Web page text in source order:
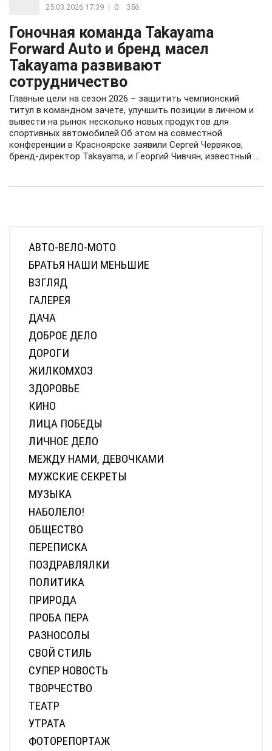
25.03.2026 17:39 | 0 356
Гоночная команда Takayama
Forward Auto и бренд масел
Takayama развивают
сотрудничество
Главные цели на сезон 2026 – защитить чемпионский
титул в командном зачете, улучшить позиции в личном и
вывести на рынок несколько новых продуктов для
спортивных автомобилей.Об этом на совместной
конференции в Красноярске заявили Сергей Червяков,
бренд-директор Takayama, и Георгий Чивчян, известный ...
АВТО-ВЕЛО-МОТО
БРАТЬЯ НАШИ МЕНЬШИЕ
ВЗГЛЯД
ГАЛЕРЕЯ
ДАЧА
ДОБРОЕ ДЕЛО
ДОРОГИ
ЖИЛКОМХОЗ
ЗДОРОВЬЕ
КИНО
ЛИЦА ПОБЕДЫ
ЛИЧНОЕ ДЕЛО
МЕЖДУ НАМИ, ДЕВОЧКАМИ
МУЖСКИЕ СЕКРЕТЫ
МУЗЫКА
НАБОЛЕЛО!
ОБЩЕСТВО
ПЕРЕПИСКА
ПОЗДРАВЛЯЛКИ
ПОЛИТИКА
ПРИРОДА
ПРОБА ПЕРА
РАЗНОСОЛЫ
СВОЙ СТИЛЬ
СУПЕР НОВОСТЬ
ТВОРЧЕСТВО
ТЕАТР
УТРАТА
ФОТОРЕПОРТАЖ